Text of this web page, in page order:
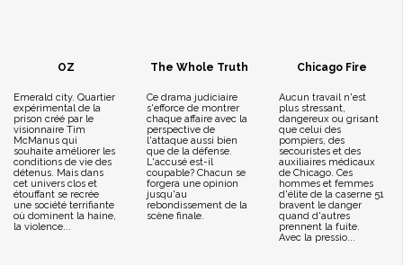
OZ
Emerald city. Quartier
expérimental de la
prison créé par le
visionnaire Tim
McManus qui
souhaite améliorer les
conditions de vie des
détenus. Mais dans
cet univers clos et
étouffant se recrée
une société terrifiante
où dominent la haine,
la violence...
The Whole Truth
Ce drama judiciaire
s'efforce de montrer
chaque affaire avec la
perspective de
l'attaque aussi bien
que de la défense.
L'accusé est-il
coupable? Chacun se
forgera une opinion
jusqu'au
rebondissement de la
scène finale.
Chicago Fire
Aucun travail n'est
plus stressant,
dangereux ou grisant
que celui des
pompiers, des
secouristes et des
auxiliaires médicaux
de Chicago. Ces
hommes et femmes
d'élite de la caserne 51
bravent le danger
quand d'autres
prennent la fuite.
Avec la pressio...